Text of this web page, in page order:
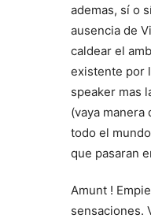
ademas, sí o
ausencia de
caldear el
existente por
speaker mas
(vaya manera
todo el
que pasaran
Amunt !
sensaciones.